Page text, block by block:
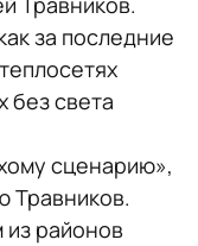
за последние
без света
сценарию»,
Травников.
районов